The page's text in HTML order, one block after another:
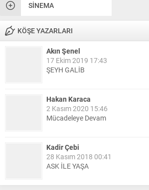
SINEMA
KÖŞE YAZARLARI
Akın Şenel
17 Ekim 2019 17:43
ŞEYH GALİB
Hakan Karaca
2 Kasım 2020 15:46
Mücadeleye Devam
Kadir Çebi
28 Kasım 2018 00:41
ASK İLE YAŞA